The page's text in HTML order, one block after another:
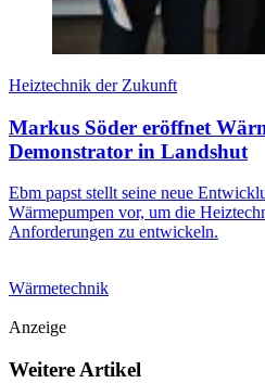
Heiztechnik der Zukunft
Markus Söder eröffnet
Demonstrator in Landshut
Ebm papst stellt seine neue
Wärmepumpen vor, um die
Anforderungen zu entwickeln.
Wärmetechnik
Anzeige
Weitere Artikel